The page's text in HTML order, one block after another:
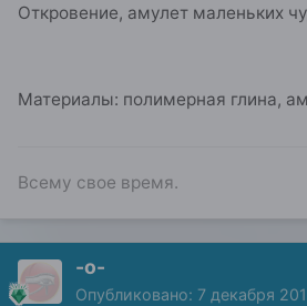
Откровение, амулет маленьких
Материалы: полимерная глина,
Всему свое время.
-о-
Опубликовано: 7 декабря